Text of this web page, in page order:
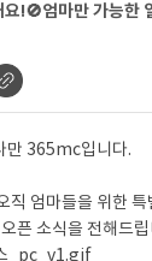
!🚫엄마만 가능한
만 365mc입니다.
엄마들을 위한 특
오픈 소식을 전해드립